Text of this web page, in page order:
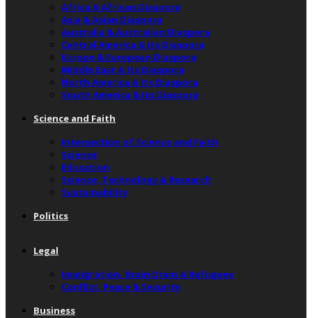
Africa & African Diaspora
Asia & Asian Diaspora
Australia & Australian Diaspora
Central America & Its Diaspora
Europe & European Diaspora
Middle East & Its Diaspora
North America & Its Diaspora
South America & Its Diaspora
Science and Faith
Intersection of Science and Faith
Science
Education
Science, Technology & Research
Sustainability
Politics
Legal
Immigration, Brain Drain & Refugees
Conflict, Peace & Security
Business